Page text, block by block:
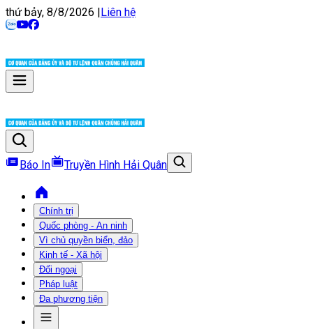
thứ bảy, 8/8/2026 |Liên hệ
Báo In Truyền Hình Hải Quân
Chính trị
Quốc phòng - An ninh
Vì chủ quyền biển, đảo
Kinh tế - Xã hội
Đối ngoại
Pháp luật
Đa phương tiện